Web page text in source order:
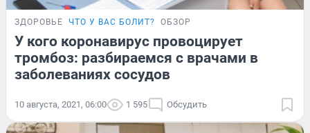
ЗДОРОВЬЕ ЧТО У ВАС БОЛИТ? ОБЗОР
У кого коронавирус провоцирует
тромбоз: разбираемся с врачами в
заболеваниях сосудов
10 августа, 2021, 06:00 1 595 Обсудить